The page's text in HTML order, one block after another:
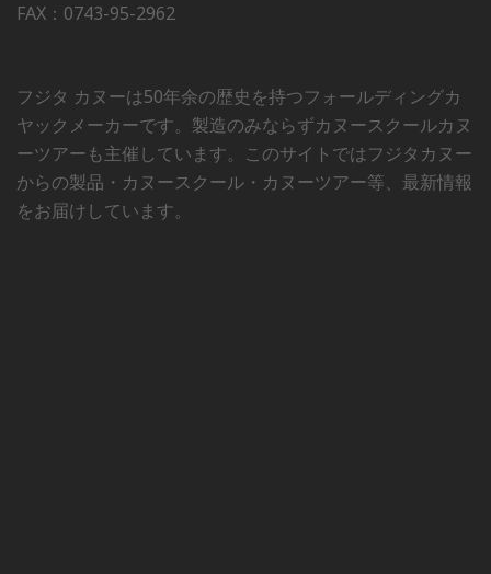
FAX：0743-95-2962
フジタ カヌーは50年余の歴史を持つフォールディングカ
ヤックメーカーです。製造のみならずカヌースクールカヌ
ーツアーも主催しています。このサイトではフジタカヌー
からの製品・カヌースクール・カヌーツアー等、最新情報
をお届けしています。